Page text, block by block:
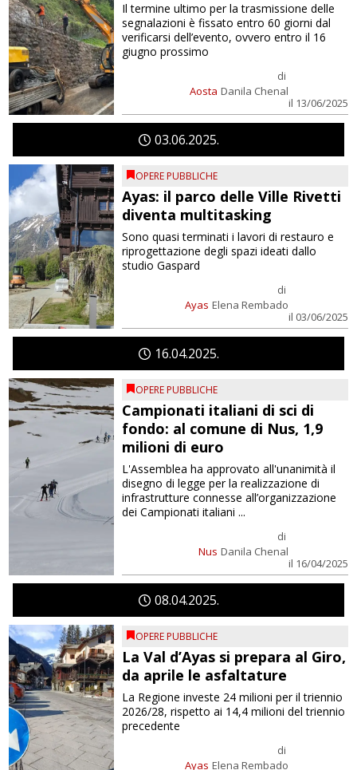
Aosta
di
Danila Chenal
il 13/06/2025
Il termine ultimo per la trasmissione delle
segnalazioni è fissato entro 60 giorni dal
verificarsi dell’evento, ovvero entro il 16
giugno prossimo
0306 2025
OPERE PUBBLICHE
Ayas: il parco delle Ville Rivetti
diventa multitasking
Ayas
di
Elena Rembado
il 03/06/2025
Sono quasi terminati i lavori di restauro e
riprogettazione degli spazi ideati dallo
studio Gaspard
1604 2025
OPERE PUBBLICHE
Campionati italiani di sci di
fondo: al comune di Nus, 1,9
milioni di euro
Nus
di
Danila Chenal
il 16/04/2025
L'Assemblea ha approvato all'unanimità il
disegno di legge per la realizzazione di
infrastrutture connesse all’organizzazione
dei Campionati italiani ...
0804 2025
OPERE PUBBLICHE
La Val d’Ayas si prepara al Giro,
da aprile le asfaltature
Ayas
di
Elena Rembado
La Regione investe 24 milioni per il triennio
2026/28, rispetto ai 14,4 milioni del triennio
precedente